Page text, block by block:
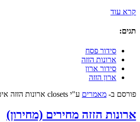
קרא עוד
תגים:
סידור פסח
ארונות הזזה
סידור ארון
ארון הזזה
פורסם ב- מאמרים ע"י closets ארונות הזזה איכותים
ארונות הזזה מחירים (מחירון)